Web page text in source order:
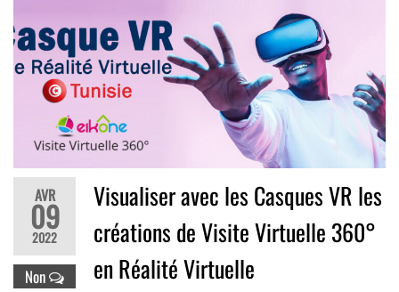
AVR
09
2022
Non
Visualiser avec les Casques VR les
créations de Visite Virtuelle 360°
en Réalité Virtuelle